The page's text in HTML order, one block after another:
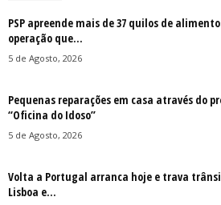
PSP apreende mais de 37 quilos de
operação que...
5 de Agosto, 2026
Pequenas reparações em casa através do
“Oficina do Idoso”
5 de Agosto, 2026
Volta a Portugal arranca hoje e trava
Lisboa e...